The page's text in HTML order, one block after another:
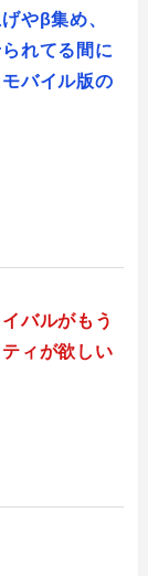
やβ集め、
れてる間に
バイル版の
バルがもう
ィが欲しい